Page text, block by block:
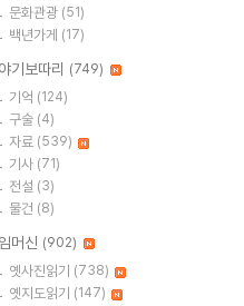
문화관광 (51)
백년가게 (17)
기보따리 (749)
기억 (124)
구술 (4)
자료 (539)
기사 (71)
전설 (3)
물건 (8)
머신 (902)
옛사진읽기 (738)
옛지도읽기 (147)